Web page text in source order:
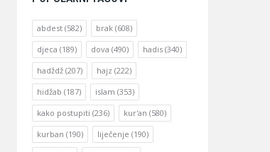
abdest (582) brak (608)
djeca (189) dova (490) hadis (340)
hadždž (207) hajz (222)
hidžab (187) islam (353)
kako postupiti (236) kur'an (580)
kurban (190) liječenje (190)